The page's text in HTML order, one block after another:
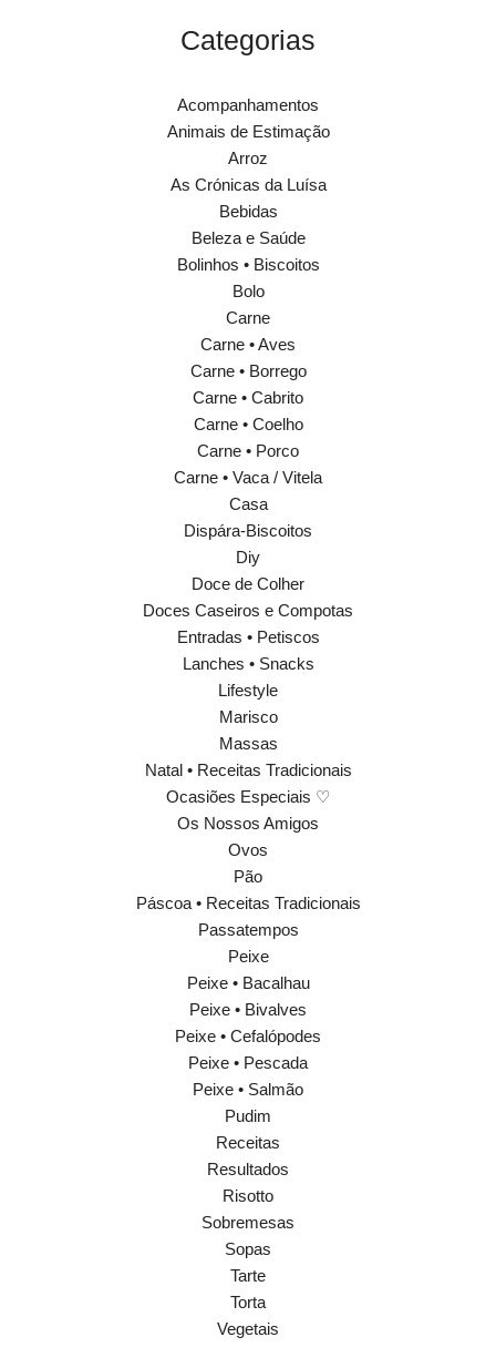
Categorias
Acompanhamentos
Animais de Estimação
Arroz
As Crónicas da Luísa
Bebidas
Beleza e Saúde
Bolinhos • Biscoitos
Bolo
Carne
Carne • Aves
Carne • Borrego
Carne • Cabrito
Carne • Coelho
Carne • Porco
Carne • Vaca / Vitela
Casa
Dispára-Biscoitos
Diy
Doce de Colher
Doces Caseiros e Compotas
Entradas • Petiscos
Lanches • Snacks
Lifestyle
Marisco
Massas
Natal • Receitas Tradicionais
Ocasiões Especiais ♡
Os Nossos Amigos
Ovos
Pão
Páscoa • Receitas Tradicionais
Passatempos
Peixe
Peixe • Bacalhau
Peixe • Bivalves
Peixe • Cefalópodes
Peixe • Pescada
Peixe • Salmão
Pudim
Receitas
Resultados
Risotto
Sobremesas
Sopas
Tarte
Torta
Vegetais